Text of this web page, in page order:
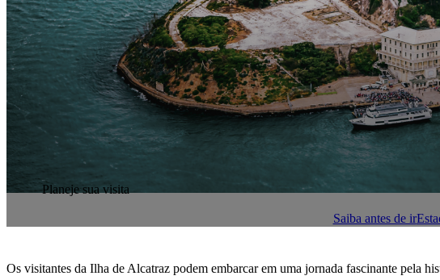
Planeje sua visita
Saiba antes de ir
Os visitantes da Ilha de Alcatraz podem embarcar em uma jornada fascinante pela